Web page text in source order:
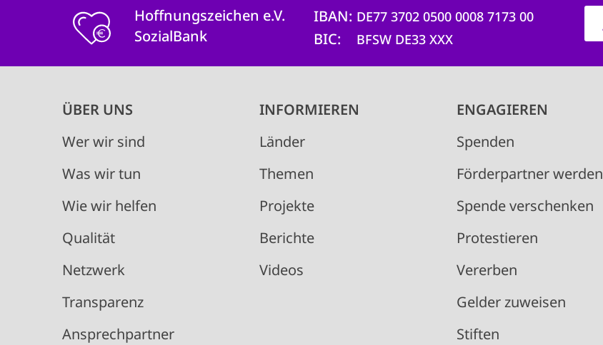
Hoffnungszeichen e.V.
SozialBank
IBAN DE77 3702 0500 0008 7173 00
BIC BFSW DE33 XXX
Main
navigation
ÜBER UNS
Wer wir sind
Was wir tun
Wie wir helfen
Qualität
Netzwerk
Transparenz
Ansprechpartner
INFORMIEREN
Länder
Themen
Projekte
Berichte
Videos
ENGAGIEREN
Spenden
Förderpartner werden
Spende verschenken
Protestieren
Vererben
Gelder zuweisen
Stiften